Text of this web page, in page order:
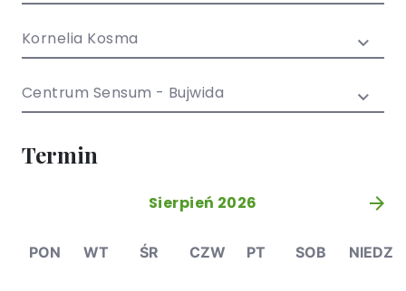
młodzieży
Kornelia Kosma
Centrum Sensum - Bujwida
Termin
Sierpień 2026 »
PON WT ŚR CZW PT SOB NIEDZ